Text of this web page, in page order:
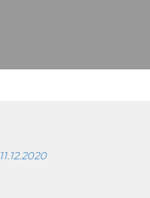
11.12.2020